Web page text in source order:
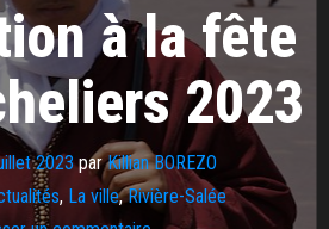
à la fête
2023
2023parKillian BOREZO
, La ville,Rivière-Salée